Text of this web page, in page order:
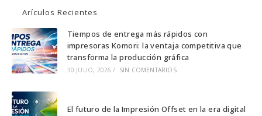
una
nueva
pestaña
una
nueva
pestaña
una
nueva
pestaña
Arículos Recientes
Tiempos de entrega más rápidos con
impresoras Komori: la ventaja competitiva que
transforma la producción gráfica
30 JULIO, 2026 / SIN COMENTARIOS
El futuro de la Impresión Offset en la era digital